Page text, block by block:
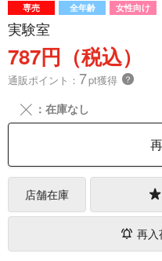
専売 全年齢 女性向け
実験室
787円（税込）
通販ポイント： 7pt獲得 ？
╳ ：在庫なし
店舗在庫
再入